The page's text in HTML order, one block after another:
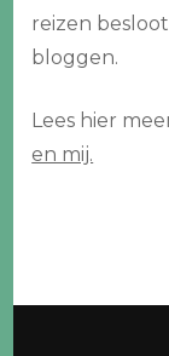
reizen
bloggen.
Lees hier
en mij.